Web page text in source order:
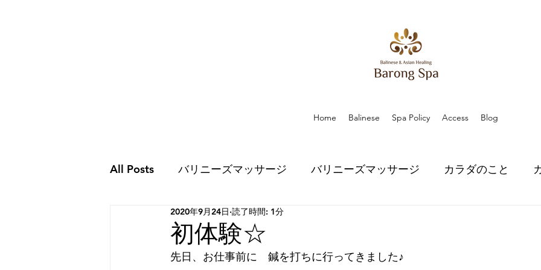
Home Balinese Spa Policy Access Blog
All Posts バリニーズマッサージ バリニーズマッサージ カラダのこと
ココロのこと ココロのこと
スピリチュアルな世界 口コミ 口コミ お知らせ
初体験☆
2020年9月24日 読了時間: 1分
先日、お仕事前に　鍼を打ちに行ってきました♪